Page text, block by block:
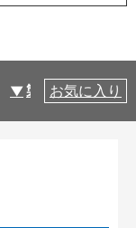
製品仕様
お気に入り